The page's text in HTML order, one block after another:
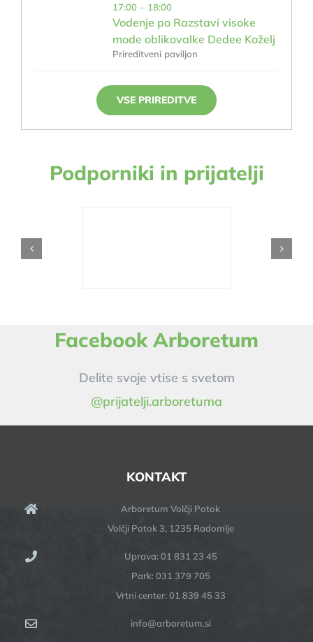
17:00 – 18:00
Vodenje po Razstavi visoke
mode oblikovalke Dedee Koželj
Prireditveni paviljon
VSE PRIREDITVE
Podporniki in prijatelji
Facebook Arboretum
Delite svoje vtise s svetom
@prijatelji.arboretuma
KONTAKT
Arboretum Volčji Potok
Volčji Potok 3, 1235 Radomlje
Uprava: 01 831 23 45
Park: 031 379 705
Vrtni center: 01 839 45 33
info@arboretum.si